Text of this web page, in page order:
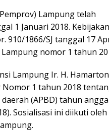
Lampung telah
1 Januari 2018.
910/1866/SJ tanggal 17
nomor 1 tahun
Lampung Ir. H.
Nomor 1 tahun 2018
(APBD) tahun
Sosialisasi ini diikuti